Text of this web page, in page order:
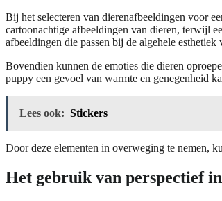
Bij het selecteren van dierenafbeeldingen voor
cartoonachtige afbeeldingen van dieren, terwijl
afbeeldingen die passen bij de algehele
Bovendien kunnen de emoties die dieren
puppy een gevoel van warmte en genegenheid
Lees ook: Stickers
Door deze elementen in overweging te nemen,
Het gebruik van perspectief